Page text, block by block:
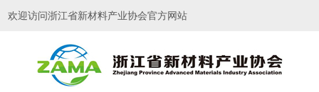
欢迎访问浙江省新材料产业协会官方网站